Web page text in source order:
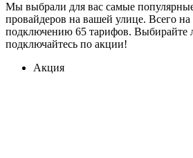
Мы выбрали для вас самые
провайдеров на вашей улице. Всего
подключению 65 тарифов. Выбирайте
подключайтесь по акции!
Акция